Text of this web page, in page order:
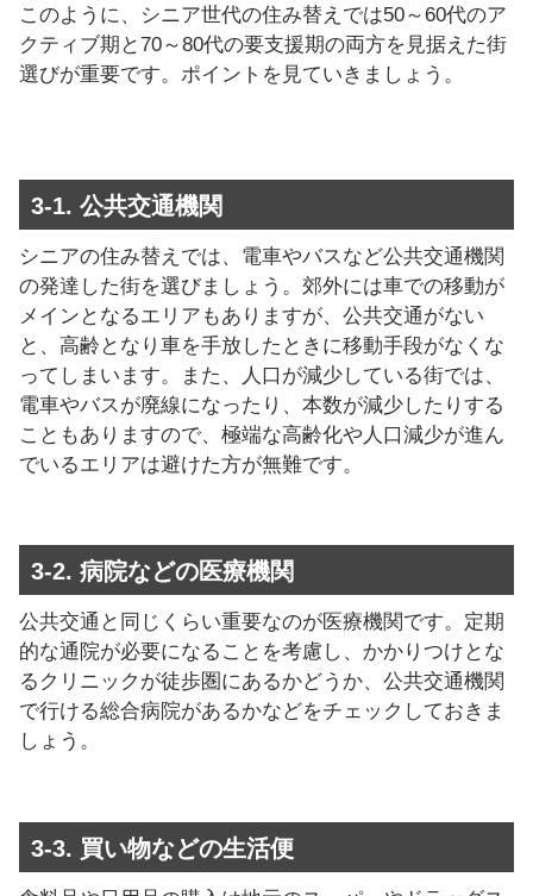
このように、シニア世代の住み替えでは50～60代のア
クティブ期と70～80代の要支援期の両方を見据えた街
選びが重要です。ポイントを見ていきましょう。
3-1. 公共交通機関
シニアの住み替えでは、電車やバスなど公共交通機関
の発達した街を選びましょう。郊外には車での移動が
メインとなるエリアもありますが、公共交通がない
と、高齢となり車を手放したときに移動手段がなくな
ってしまいます。また、人口が減少している街では、
電車やバスが廃線になったり、本数が減少したりする
こともありますので、極端な高齢化や人口減少が進ん
でいるエリアは避けた方が無難です。
3-2. 病院などの医療機関
公共交通と同じくらい重要なのが医療機関です。定期
的な通院が必要になることを考慮し、かかりつけとな
るクリニックが徒歩圏にあるかどうか、公共交通機関
で行ける総合病院があるかなどをチェックしておきま
しょう。
3-3. 買い物などの生活便